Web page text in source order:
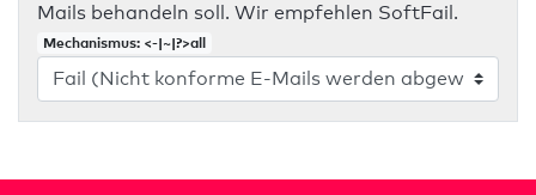
Mails behandeln soll. Wir empfehlen SoftFail.
Mechanismus: <-|~|?>all